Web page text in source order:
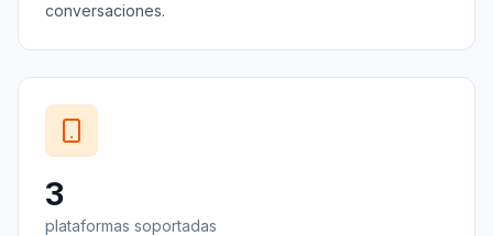
conversaciones.
3
plataformas soportadas